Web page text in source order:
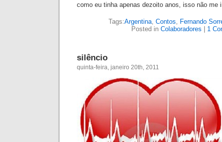
como eu tinha apenas dezoito anos, isso não me
Tags:Argentina, Contos, Fernando
Posted in Colaboradores 1
silêncio
quinta-feira, janeiro 20th, 2011